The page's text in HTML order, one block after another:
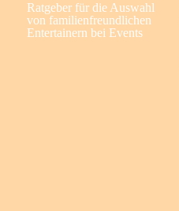
Ratgeber für die Auswahl
von familienfreundlichen
Entertainern bei Events